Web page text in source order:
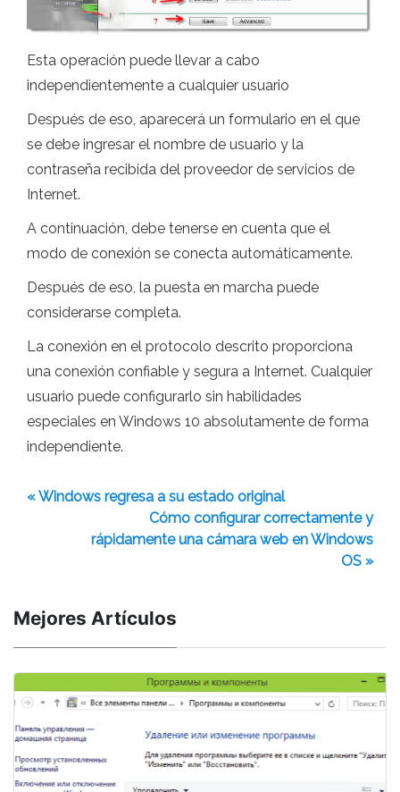
Esta operación puede llevar a cabo
independientemente a cualquier usuario
Después de eso, aparecerá un formulario en el que
se debe ingresar el nombre de usuario y la
contraseña recibida del proveedor de servicios de
Internet.
A continuación, debe tenerse en cuenta que el
modo de conexión se conecta automáticamente.
Después de eso, la puesta en marcha puede
considerarse completa.
La conexión en el protocolo descrito proporciona
una conexión confiable y segura a Internet. Cualquier
usuario puede configurarlo sin habilidades
especiales en Windows 10 absolutamente de forma
independiente.
« Windows regresa a su estado original
Cómo configurar correctamente y
rápidamente una cámara web en Windows
OS »
Mejores Artículos